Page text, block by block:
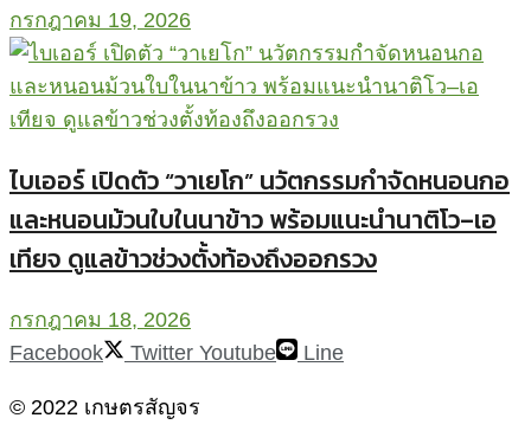
กรกฎาคม 19, 2026
ไบเออร์ เปิดตัว “วาเยโก” นวัตกรรมกำจัดหนอนกอ
และหนอนม้วนใบในนาข้าว พร้อมแนะนำนาติโว–เอ
เทียจ ดูแลข้าวช่วงตั้งท้องถึงออกรวง
กรกฎาคม 18, 2026
Facebook
Twitter Youtube Line
© 2022 เกษตรสัญจร